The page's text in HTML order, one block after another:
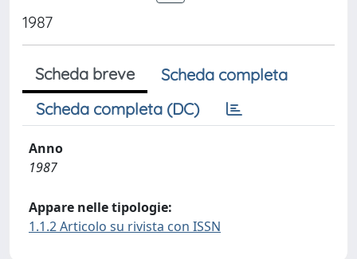
1987
Scheda breve
Scheda completa
Scheda completa (DC)
Anno
1987
Appare nelle tipologie:
1.1.2 Articolo su rivista con ISSN